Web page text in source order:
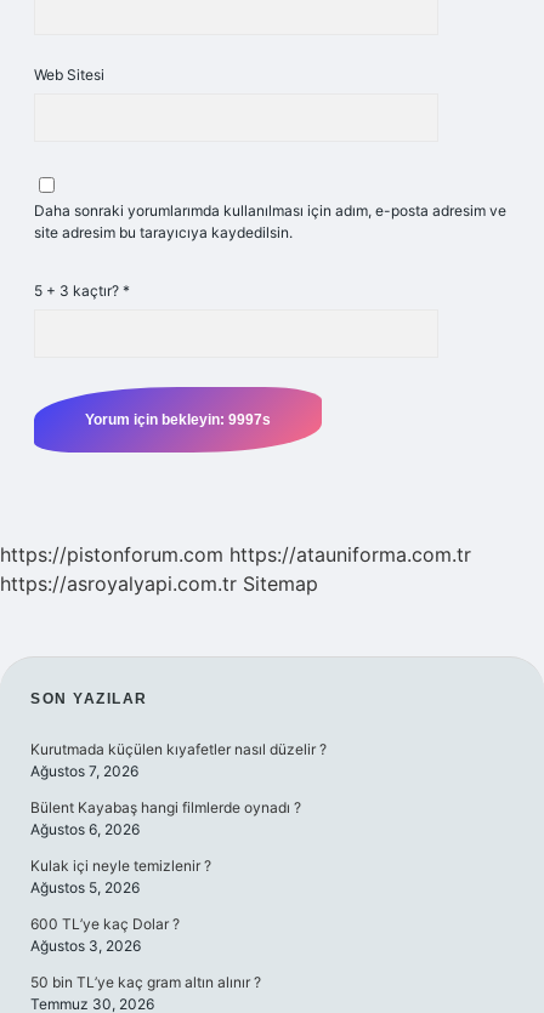
Web Sitesi
Daha sonraki yorumlarımda kullanılması için adım, e-posta adresim ve
site adresim bu tarayıcıya kaydedilsin.
5 + 3 kaçtır? *
https://pistonforum.com https://atauniforma.com.tr
https://asroyalyapi.com.tr Sitemap
SIDEBAR
SON YAZILAR
Kurutmada küçülen kıyafetler nasıl düzelir ?
Ağustos 7, 2026
Bülent Kayabaş hangi filmlerde oynadı ?
Ağustos 6, 2026
Kulak içi neyle temizlenir ?
Ağustos 5, 2026
600 TL’ye kaç Dolar ?
Ağustos 3, 2026
50 bin TL’ye kaç gram altın alınır ?
Temmuz 30, 2026